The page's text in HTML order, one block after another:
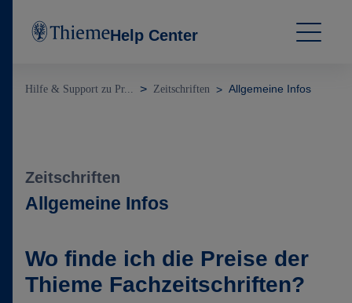
Help Center
Hilfe & Support zu Pr... Zeitschriften Allgemeine Infos
Zeitschriften
Allgemeine Infos
Wo finde ich die Preise der
Thieme Fachzeitschriften?